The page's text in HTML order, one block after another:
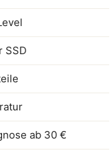
SSD
ab 30 €